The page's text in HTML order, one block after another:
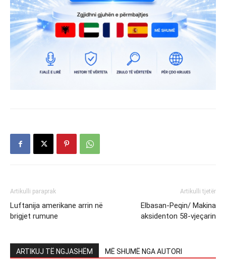
Artikulli paraprak
Luftanija amerikane arrin në
brigjet rumune
Artikulli tjetër
Elbasan-Peqin/ Makina
aksidenton 58-vjeçarin
ARTIKUJ TË NGJASHËM MË SHUMË NGA AUTORI